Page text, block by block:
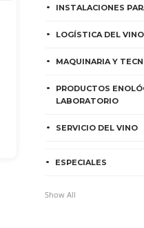
INSTALACIONES
LOGÍSTICA DEL VINO
MAQUINARIA Y
PRODUCTOS
LABORATORIO
SERVICIO DEL VINO
ESPECIALES
Show All